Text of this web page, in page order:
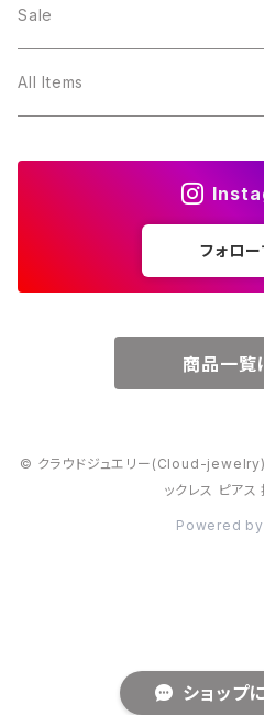
ショップ
２月・アメジスト
３月・アクアマリン
～5000円
～10000円
Sale
All Items
フォロ
商品一覧
© クラウドジュエリー(Cloud-jewelry)
ックレス ピアス
Powered by